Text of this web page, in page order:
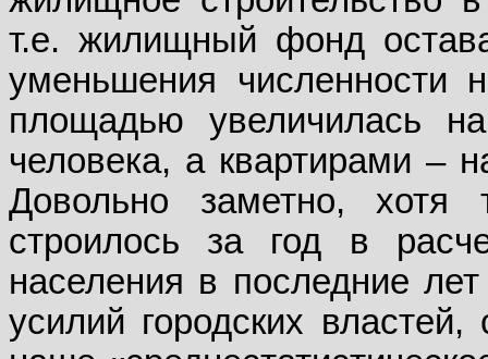
т.е. жилищный фонд
уменьшения численности
площадью увеличилась
человека, а квартирами –
Довольно заметно,
строилось за год в
населения в последние
усилий городских